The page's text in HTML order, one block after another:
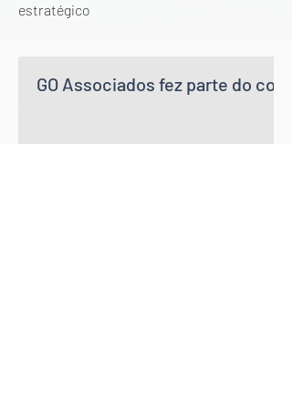
estratégico
GO Associados fez parte do